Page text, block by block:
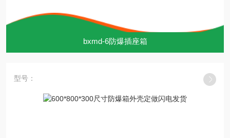
bxmd-6防爆插座箱
型号：